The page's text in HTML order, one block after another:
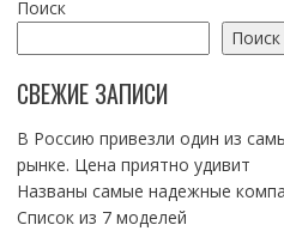
Поиск
Поиск
СВЕЖИЕ ЗАПИСИ
В Россию привезли один из
рынке. Цена приятно удивит
Названы самые надежные
Список из 7 моделей